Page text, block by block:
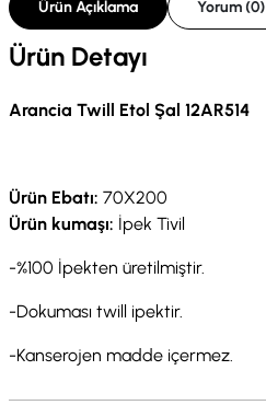
Ürün Açıklama Yorum (0)
Ürün Detayı
Arancia Twill Etol Şal 12AR514
Ürün Ebatı: 70X200
Ürün kumaşı: İpek Tivil
-%100 İpekten üretilmiştir.
-Dokuması twill ipektir.
-Kanserojen madde içermez.